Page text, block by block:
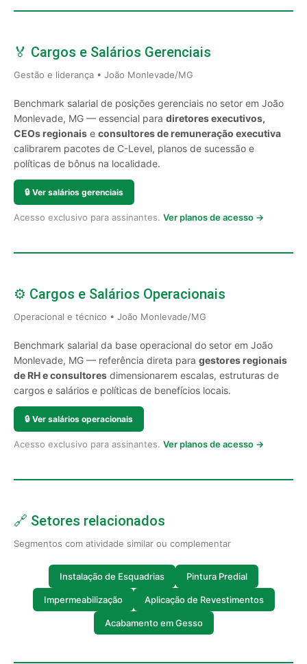
🏅 Cargos e Salários Gerenciais
Gestão e liderança • João Monlevade/MG
Benchmark salarial de posições gerenciais no setor em João
Monlevade, MG — essencial para diretores executivos,
CEOs regionais e consultores de remuneração executiva
calibrarem pacotes de C-Level, planos de sucessão e
políticas de bônus na localidade.
🔒 Ver salários gerenciais
Acesso exclusivo para assinantes. Ver planos de acesso →
⚙️ Cargos e Salários Operacionais
Operacional e técnico • João Monlevade/MG
Benchmark salarial da base operacional do setor em João
Monlevade, MG — referência direta para gestores regionais
de RH e consultores dimensionarem escalas, estruturas de
cargos e salários e políticas de benefícios locais.
🔒 Ver salários operacionais
Acesso exclusivo para assinantes. Ver planos de acesso →
🔗 Setores relacionados
Segmentos com atividade similar ou complementar
Instalação de Esquadrias Pintura Predial
Impermeabilização Aplicação de Revestimentos
Acabamento em Gesso